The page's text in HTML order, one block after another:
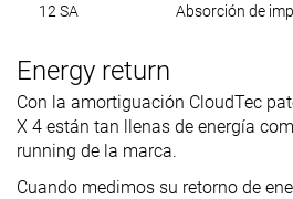
12 SA Absorción de
Energy return
Con la amortiguación CloudTec
X 4 están tan llenas de energía
running de la marca.
Cuando medimos su retorno de